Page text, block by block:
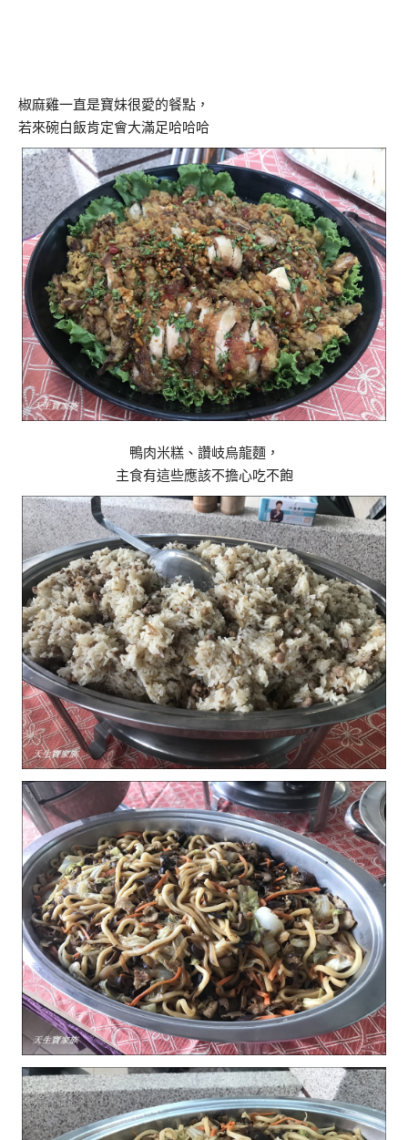
椒麻雞一直是寶妹很愛的餐點，
若來碗白飯肯定會大滿足哈哈哈
鴨肉米糕、讚岐烏龍麵，
主食有這些應該不擔心吃不飽